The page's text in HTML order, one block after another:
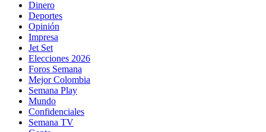
Dinero
Deportes
Opinión
Impresa
Jet Set
Elecciones 2026
Foros Semana
Mejor Colombia
Semana Play
Mundo
Confidenciales
Semana TV